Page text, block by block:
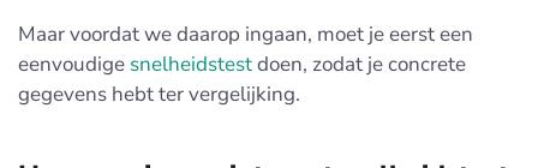
Maar voordat we daarop ingaan, moet je eerst een
eenvoudige snelheidstestdoen, zodat je concrete
gegevens hebt ter vergelijking.